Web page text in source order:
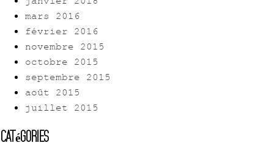
mars 2016
février 2016
novembre 2015
octobre 2015
septembre 2015
août 2015
juillet 2015
Catégories